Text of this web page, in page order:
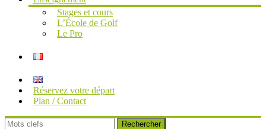
Stages et cours
L’École de Golf
Le Pro
Réservez votre départ
Plan / Contact
Rechercher